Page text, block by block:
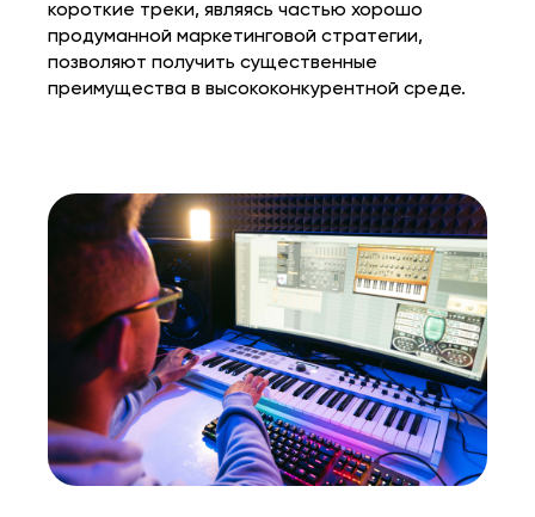
короткие треки, являясь частью хорошо
продуманной маркетинговой стратегии,
позволяют получить существенные
преимущества в высококонкурентной среде.